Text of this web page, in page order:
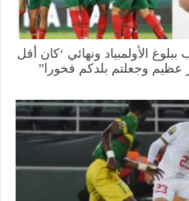
ببلوغ الأولمبياد ونهائي ‘كان أقل